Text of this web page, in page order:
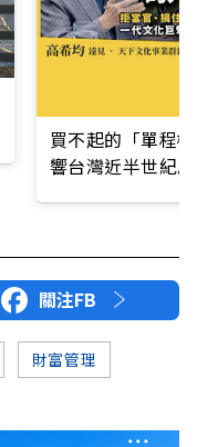
買不起的「單程
響台灣近半世紀
關注FB
財富管理